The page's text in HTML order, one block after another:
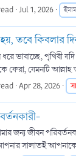
Jul 1, 2026 ইমাম
হয়, তবে কিবলার
ধরে ভাবাচ্ছে, পৃথিবী
ফেরা, যেমনটি আল্লাহ
Apr 28, 2026
জন্য জীবন
সালাতই